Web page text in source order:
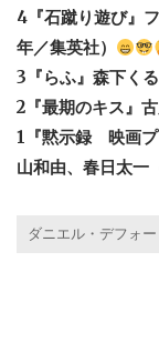
4『石蹴り遊び』
年／集英社）
3『らふ』森下く
2『最期のキス』
1『黙示録 映画プ
山和由、春日太一
ダニエル・デフォー